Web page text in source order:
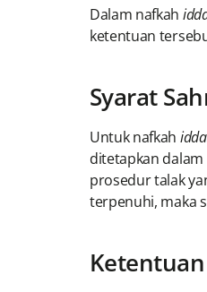
Dalam nafkah
ketentuan
Syarat
Untuk nafkah
ditetapkan
prosedur talak
terpenuhi, maka